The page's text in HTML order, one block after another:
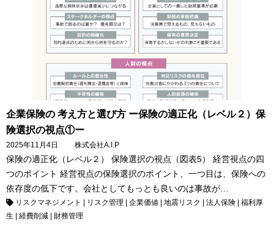
企業保険の 考え方と選び方 ー保険の適正化（レベル２）保
険選択の視点①ー
2025年11月4日 株式会社A.I.P
保険の適正化（レベル２） 保険選択の視点（図表5） 経営視点の四
つのポイント 経営視点の保険選択のポイント、一つ目は、保険への
依存度の低下です。会社としてもっとも良いのは事故が…
リスクマネジメント リスク管理 企業価値 地震リスク 法人保険
福利厚
生
経費削減 財務管理